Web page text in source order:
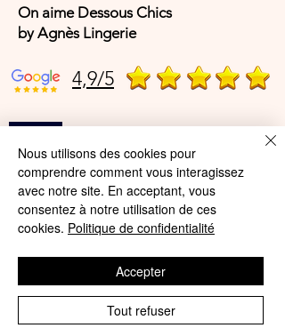
On aime Dessous Chics
by Agnès Lingerie
4,9/5
Offres et Services
A propos de nous
Protection des données
Mentions légales
Nous utilisons des cookies pour
comprendre comment vous interagissez
avec notre site. En acceptant, vous
consentez à notre utilisation de ces
cookies. Politique de confidentialité
Tout refuser
Accepter